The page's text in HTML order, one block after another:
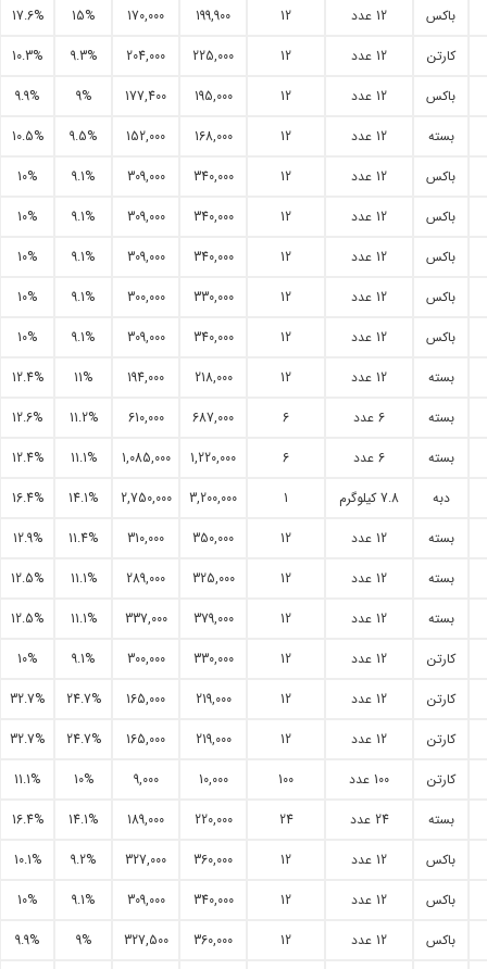
باکس
12 عدد 12
199,900
170,000
15%
17.6%
کارتن
12 عدد 12
225,000
204,000
9.3%
10.3%
باکس
12 عدد 12
195,000
177,400
9%
9.9%
بسته
12 عدد 12
168,000
152,000
9.5%
10.5%
باکس
12 عدد 12
340,000
309,000
9.1%
10%
باکس
12 عدد 12
340,000
309,000
9.1%
10%
باکس
12 عدد 12
340,000
309,000
9.1%
10%
باکس
12 عدد 12
330,000
300,000
9.1%
10%
باکس
12 عدد 12
340,000
309,000
9.1%
10%
بسته
12 عدد 12
218,000
194,000
11%
12.4%
بسته
6 عدد 6
687,000
610,000
11.2%
12.6%
بسته
6 عدد 6
1,220,000
1,085,000
11.1%
12.4%
دبه
7.8 کیلوگرم 1
3,200,000
2,750,000
14.1%
16.4%
بسته
12 عدد 12
350,000
310,000
11.4%
12.9%
بسته
12 عدد 12
325,000
289,000
11.1%
12.5%
بسته
12 عدد 12
379,000
337,000
11.1%
12.5%
کارتن
12 عدد 12
330,000
300,000
9.1%
10%
کارتن
12 عدد 12
219,000
165,000
24.7%
32.7%
کارتن
12 عدد 12
219,000
165,000
24.7%
32.7%
کارتن
100 عدد 100
10,000
9,000
10%
11.1%
بسته
24 عدد 24
220,000
189,000
14.1%
16.4%
باکس
12 عدد 12
360,000
327,000
9.2%
10.1%
باکس
12 عدد 12
340,000
309,000
9.1%
10%
باکس
12 عدد 12
360,000
327,500
9%
9.9%